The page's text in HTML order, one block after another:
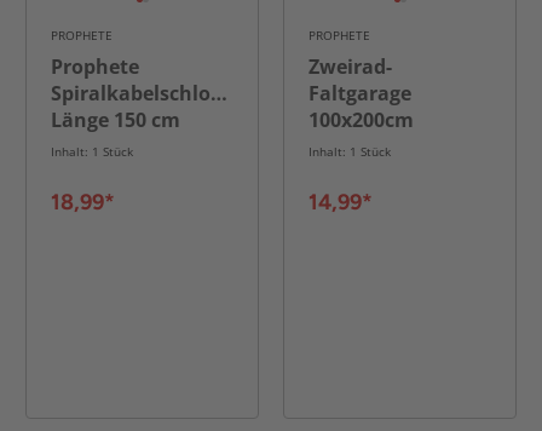
PROPHETE
Prophete
Spiralkabelschloss,
Länge 150 cm
Inhalt: 1 Stück
18,99*
PROPHETE
Zweirad-
Faltgarage
100x200cm
Inhalt: 1 Stück
14,99*